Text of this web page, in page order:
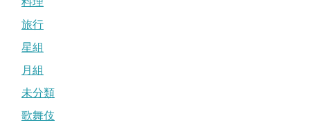
旅行
星組
月組
未分類
歌舞伎